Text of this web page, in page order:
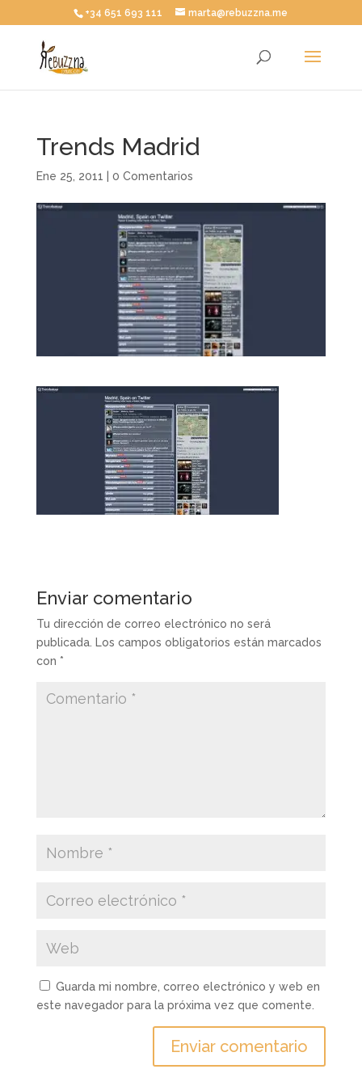
+34 651 693 111 marta@rebuzzna.me
Trends Madrid
Ene 25, 2011 0 Comentarios
Enviar comentario
Tu dirección de correo electrónico no será
publicada. Los campos obligatorios están marcados
con *
Guarda mi nombre, correo electrónico y web en
este navegador para la próxima vez que comente.